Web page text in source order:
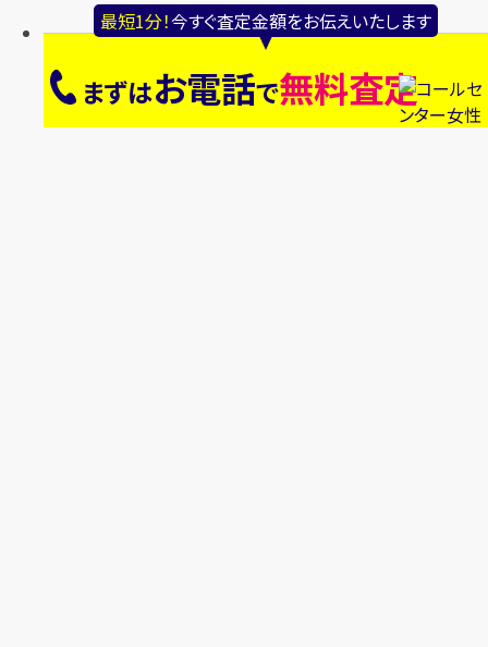
最短1分！今すぐ査定金額をお伝えいたします
まずはお電話で無料査定